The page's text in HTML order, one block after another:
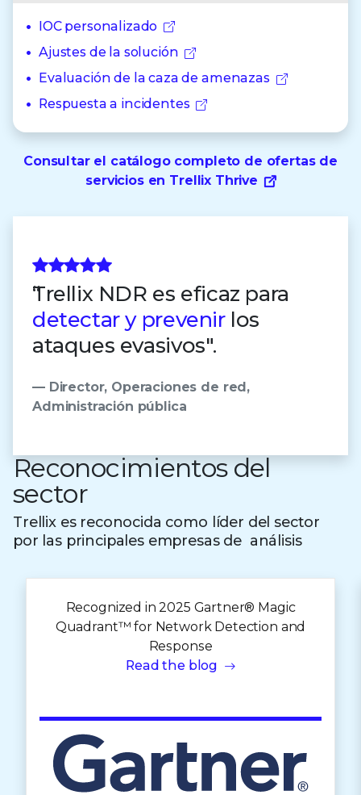
IOC personalizado
Ajustes de la solución
Evaluación de la caza de amenazas
Respuesta a incidentes
Consultar el catálogo completo de ofertas de
servicios en Trellix Thrive
Trellix NDR es eficaz para
detectar y prevenirlos
ataques evasivos".
— Director, Operaciones de red,
Administración pública
Reconocimientos del
sector
Trellix es reconocida como líder del sector
por las principales empresas de análisis
Recognized in 2025 Gartner® Magic
Quadrant™ for Network Detection and
Response
Read the blog